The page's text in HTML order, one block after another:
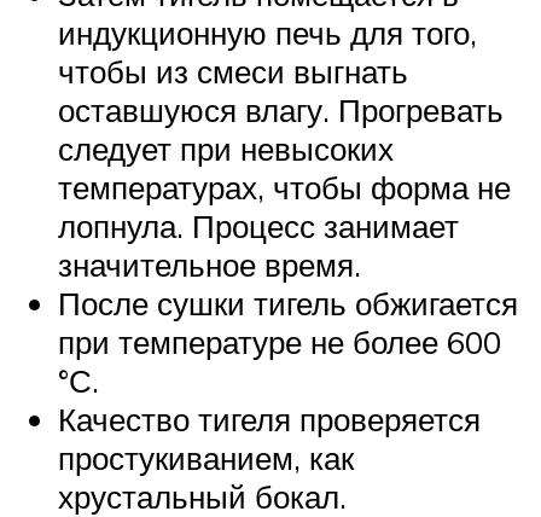
индукционную печь для того,
чтобы из смеси выгнать
оставшуюся влагу. Прогревать
следует при невысоких
температурах, чтобы форма не
лопнула. Процесс занимает
значительное время.
После сушки тигель обжигается
при температуре не более 600
°С.
Качество тигеля проверяется
простукиванием, как
хрустальный бокал.